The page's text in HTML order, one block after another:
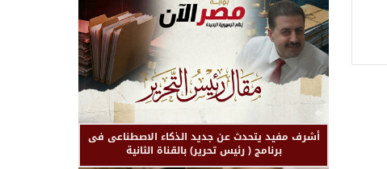
أشرف مفيد يتحدث عن جديد الذكاء الاصطناعى فى
برنامج ( رئيس تحرير) بالقناة الثانية